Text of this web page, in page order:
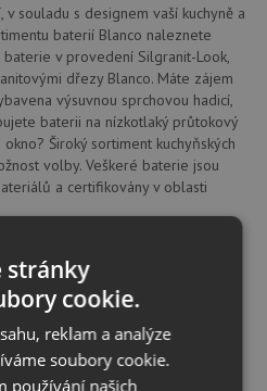
souladu s designem vaší kuchyně a
baterií Blanco naleznete
v provedení Silgranit-Look,
dřezy Blanco. Máte zájem
výsuvnou sprchovou hadicí,
baterii na nízkotlaký průtokový
Široký sortiment kuchyňských
volby. Veškeré baterie jsou
a certifikovány v oblasti
navazující komponenty, od
přizpůsobené směšovací baterie,
systémy třídění kuchyňského
a poskytovaným
Blanco nabízené povrchy
odolností a jednoduchostí
stránky
cookie.
reklam a analýze
soubory cookie.
používání našich